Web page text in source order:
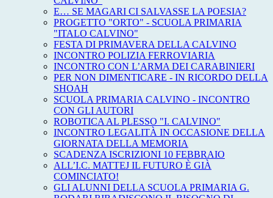
E… SE MAGARI CI SALVASSE LA POESIA?
PROGETTO "ORTO" - SCUOLA PRIMARIA
"ITALO CALVINO"
FESTA DI PRIMAVERA DELLA CALVINO
INCONTRO POLIZIA FERROVIARIA
INCONTRO CON L’ARMA DEI CARABINIERI
PER NON DIMENTICARE - IN RICORDO DELLA
SHOAH
SCUOLA PRIMARIA CALVINO - INCONTRO
CON GLI AUTORI
ROBOTICA AL PLESSO "I. CALVINO"
INCONTRO LEGALITÀ IN OCCASIONE DELLA
GIORNATA DELLA MEMORIA
SCADENZA ISCRIZIONI 10 FEBBRAIO
ALL’I.C. MATTEJ IL FUTURO È GIÀ
COMINCIATO!
GLI ALUNNI DELLA SCUOLA PRIMARIA G.